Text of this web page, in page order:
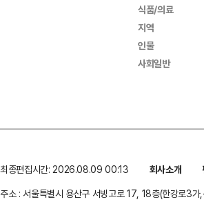
식품/의료
지역
인물
사회일반
최종편집시간: 2026.08.09 00:13 회사소개
주소 : 서울특별시 용산구 서빙고로 17, 18층(한강로3가